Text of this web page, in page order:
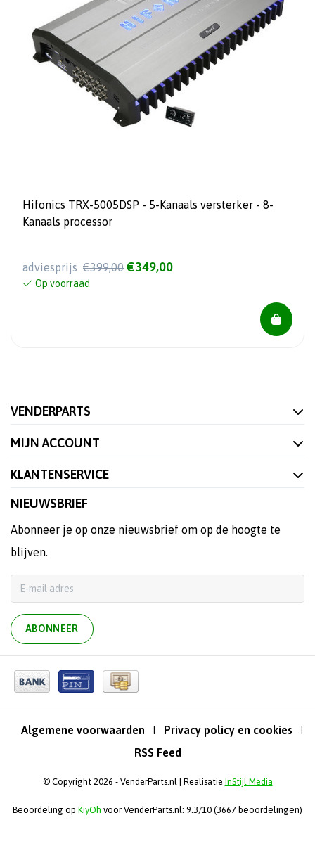
Hifonics TRX-5005DSP - 5-Kanaals versterker - 8-
Kanaals processor
adviesprijs €399,00 €349,00
Op voorraad
VENDERPARTS
MIJN ACCOUNT
KLANTENSERVICE
NIEUWSBRIEF
Abonneer je op onze nieuwsbrief om op de hoogte te
blijven.
ABONNEER
Algemene voorwaarden Privacy policy en cookies
RSS Feed
© Copyright 2026 - VenderParts.nl | Realisatie InStijl Media
Beoordeling op KiyOh voor VenderParts.nl: 9.3/10 (3667 beoordelingen)